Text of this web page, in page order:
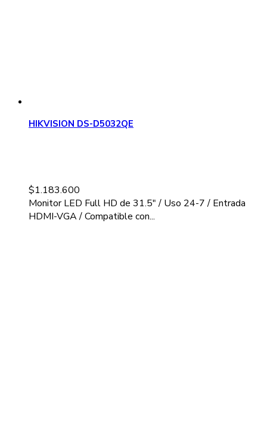
HIKVISION DS-D5032QE
$1.183.600
Monitor LED Full HD de 31.5" / Uso 24-7 / Entrada
HDMI-VGA / Compatible con...